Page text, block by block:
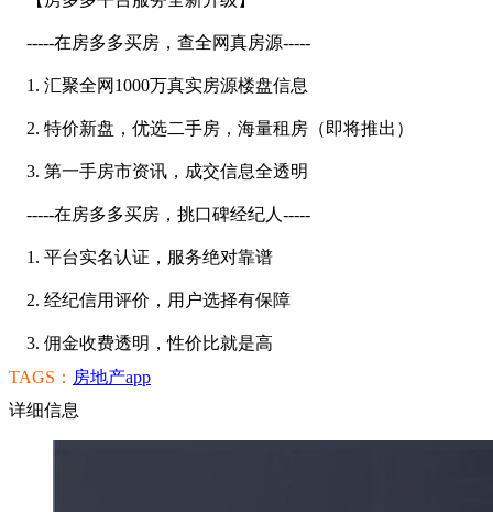
-----在房多多买房，查全网真房源-----
1. 汇聚全网1000万真实房源楼盘信息
2. 特价新盘，优选二手房，海量租房（即将推出）
3. 第一手房市资讯，成交信息全透明
-----在房多多买房，挑口碑经纪人-----
1. 平台实名认证，服务绝对靠谱
2. 经纪信用评价，用户选择有保障
3. 佣金收费透明，性价比就是高
TAGS： 房地产app
详细信息